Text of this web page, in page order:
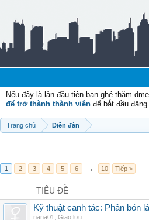
Nếu đây là lần đầu tiên bạn ghé thăm
để trở thành thành viên để bắt đầu
Trang chủ Diễn đàn
1 2 3 4 5 6 → 10 Tiếp >
TIÊU ĐỀ
Kỹ thuật canh tác: Phân bón
nana01
Giao lưu